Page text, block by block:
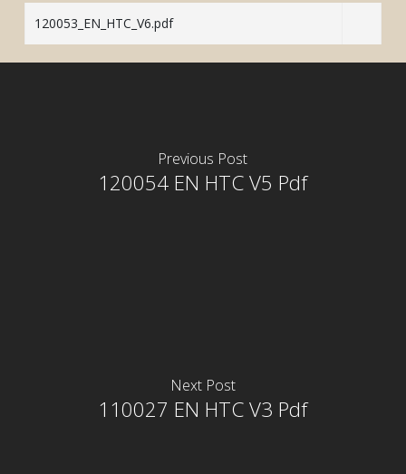
120053_EN_HTC_V6.pdf
Previous Post
120054 EN HTC V5 Pdf
Next Post
110027 EN HTC V3 Pdf